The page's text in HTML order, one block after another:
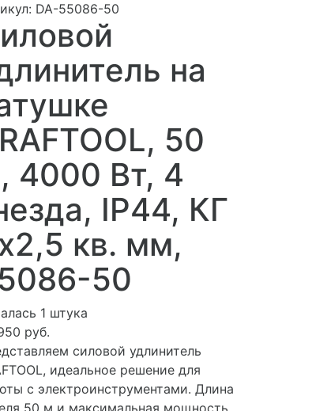
DA-55086-50
на
50
4000 Вт, 4
IP44, КГ
кв. мм,
50
1 штука
руб.
силовой удлинитель
идеальное решение для
с электроинструментами. Длина
50 м и максимальная мощность